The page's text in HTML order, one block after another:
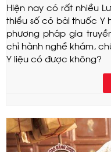
Hiện nay có rất nhiều
thiểu số có bài thuốc
phương pháp gia
chỉ hành nghề khám,
Y liệu có được không?